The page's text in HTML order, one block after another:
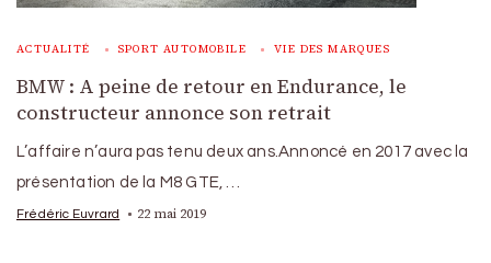
ACTUALITÉ SPORT AUTOMOBILE VIE DES MARQUES
BMW : A peine de retour en Endurance, le
constructeur annonce son retrait
L’affaire n’aura pas tenu deux ans.Annoncé en 2017 avec la
présentation de la M8 GTE, …
Frédéric Euvrard 22 mai 2019